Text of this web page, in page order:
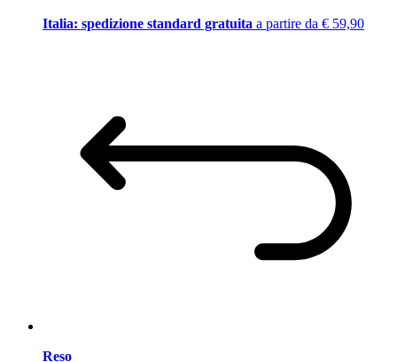
Italia: spedizione standard gratuita a partire da € 59,90
Reso